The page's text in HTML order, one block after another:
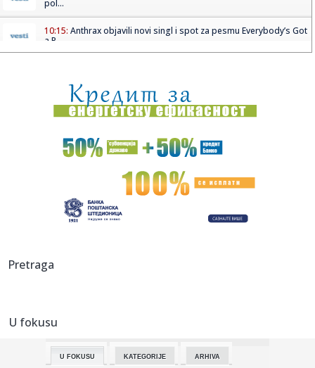
pol...
10:15: Anthrax objavili novi singl i spot za pesmu Everybody’s Got
a P...
10:13:NEVEROVATNA SCENA U BRAZILU: Dao gol, krenuo da slavi
i nestao u ...
10:10:Nestao mladić (28) kod Borče: Otišao po drva pa potonuo
u mulj...
'Tri dana nisam jeo': Solidarnost građana kao odgovor na
10:07:Crveni alarm u Grčkoj: Proglašen najviši nivo pripravnosti
do obn...
10:05:
Pretraga
U fokusu
U FOKUSU KATEGORIJE ARHIVA